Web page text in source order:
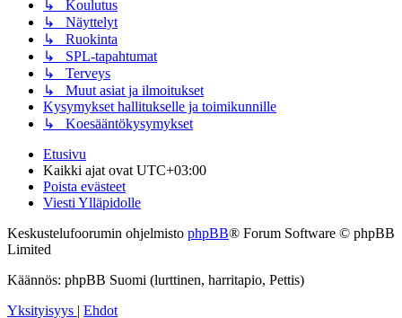
↳ Koulutus
↳ Näyttelyt
↳ Ruokinta
↳ SPL-tapahtumat
↳ Terveys
↳ Muut asiat ja ilmoitukset
Kysymykset hallitukselle ja toimikunnille
↳ Koesääntökysymykset
Etusivu
Kaikki ajat ovatUTC+03:00
Poista evästeet
Viesti Ylläpidolle
Keskustelufoorumin ohjelmisto phpBB® Forum Software © phpBB
Limited
Käännös: phpBB Suomi (lurttinen, harritapio, Pettis)
Yksityisyys
Ehdot